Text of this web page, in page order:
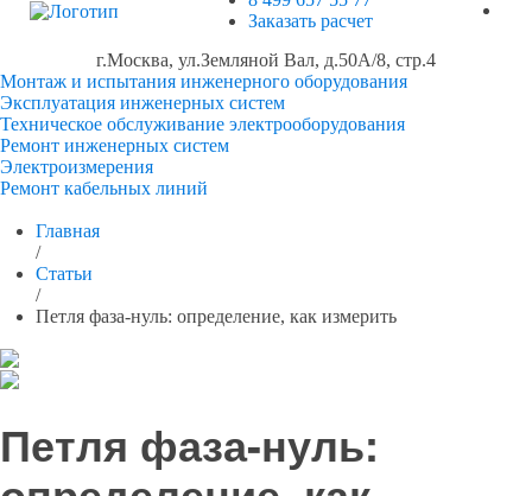
Заказать расчет
г.Москва, ул.Земляной Вал, д.50А/8, стр.4
Монтаж и испытания инженерного оборудования
Эксплуатация инженерных систем
Техническое обслуживание электрооборудования
Ремонт инженерных систем
Электроизмерения
Ремонт кабельных линий
Главная
/
Статьи
/
Петля фаза-нуль: определение, как измерить
Петля фаза-нуль: